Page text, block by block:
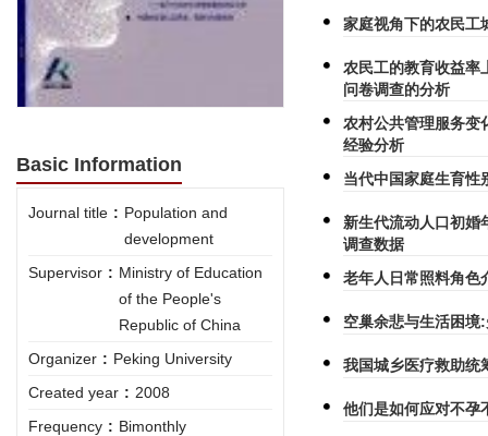
Basic Information
Journal title : Population and
development
Supervisor : Ministry of Education
of the People's
Republic of China
Organizer : Peking University
Created year : 2008
Frequency : Bimonthly
家庭视角下的农民工
农民工的教育收益
问卷调查的分析
农村公共管理服务
经验分析
当代中国家庭生育
新生代流动人口初
调查数据
老年人日常照料角色
空巢余悲与生活困境
我国城乡医疗救助统
他们是如何应对不